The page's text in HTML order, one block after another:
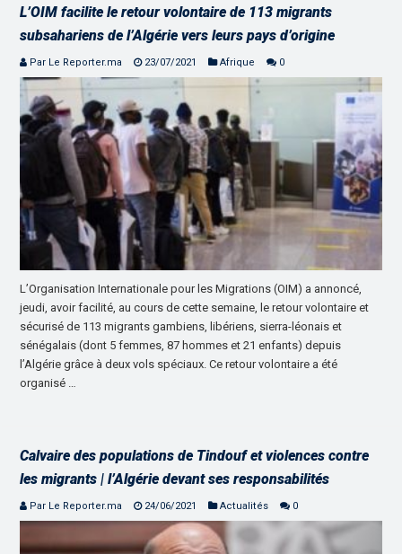
L’OIM facilite le retour volontaire de 113 migrants
subsahariens de l’Algérie vers leurs pays d’origine
Par Le Reporter.ma 23/07/2021 Afrique 0
L’Organisation Internationale pour les Migrations (OIM) a annoncé,
jeudi, avoir facilité, au cours de cette semaine, le retour volontaire et
sécurisé de 113 migrants gambiens, libériens, sierra-léonais et
sénégalais (dont 5 femmes, 87 hommes et 21 enfants) depuis
l’Algérie grâce à deux vols spéciaux. Ce retour volontaire a été
organisé …
Calvaire des populations de Tindouf et violences contre
les migrants | l’Algérie devant ses responsabilités
Par Le Reporter.ma 24/06/2021 Actualités 0